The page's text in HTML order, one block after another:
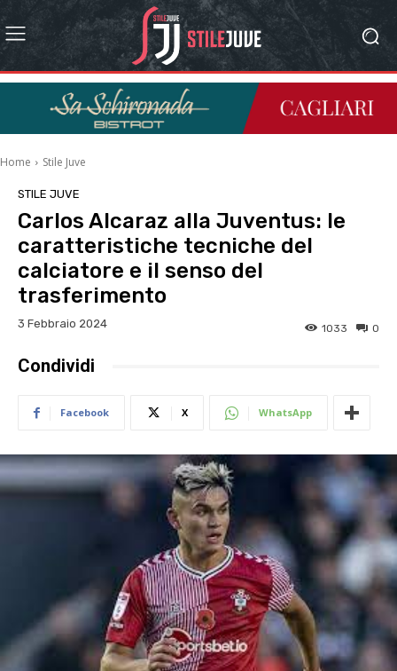
Home Stile Juve
STILE JUVE
Carlos Alcaraz alla Juventus: le
caratteristiche tecniche del
calciatore e il senso del
trasferimento
3 Febbraio 2024 0
1033
Condividi
Facebook X WhatsApp